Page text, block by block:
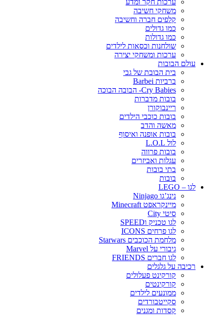
ערכות חקר ומדע
משחקי חשיבה
קלפים חברה וחשיבה
כמו גדולים
כמו גדולות
שולחנות וכסאות לילדים
ערכות ומשחקי יצירה
עולם הבובות
בית הבובת של גבי
ברביות Barbei
Cry Babies- הבובה הבוכה
בובות מדברות
ריינבוקורן
בובות כוכבי הילדים
מאשה והדב
בובות אופנה ואיסוף
לול L.O.L
בובות פרווה
עגלות ואביזרים
בתי בובות
בובות
לגו – LEGO
נינג’גו Ninjago
מיינקראפט Minecraft
סיטי City
לגו טכניק וSPEED
לגו פרחים ICONS
מלחמת הכוכבים Starwars
גיבורי על Marvel
לגו חברים FRIENDS
רכיבה על גלגלים
קורקינט פעלולים
קורקינטים
ממונעים לילדים
סקייטבורדים
קסדות ומגנים